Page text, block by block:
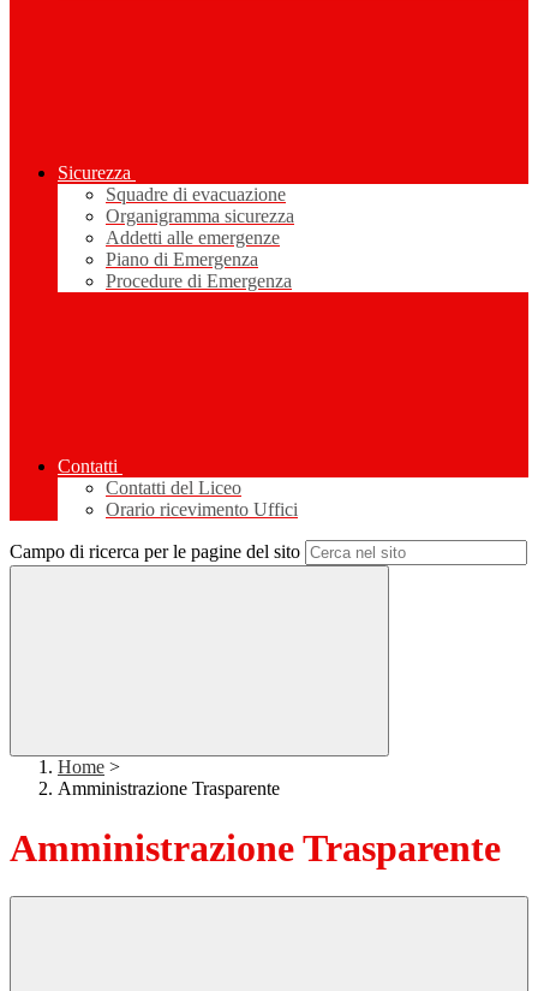
Sicurezza
Squadre di evacuazione
Organigramma sicurezza
Addetti alle emergenze
Piano di Emergenza
Procedure di Emergenza
Contatti
Contatti del Liceo
Orario ricevimento Uffici
Campo di ricerca per le pagine del sito
Home >
Amministrazione Trasparente
Amministrazione Trasparente